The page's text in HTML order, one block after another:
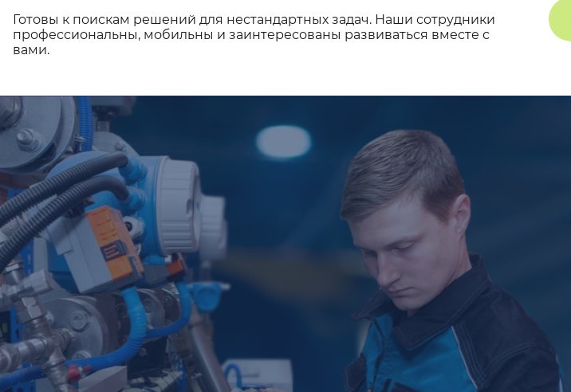
Готовы к поискам решений для нестандартных задач. Наши сотрудники
профессиональны, мобильны и заинтересованы развиваться вместе с
вами.